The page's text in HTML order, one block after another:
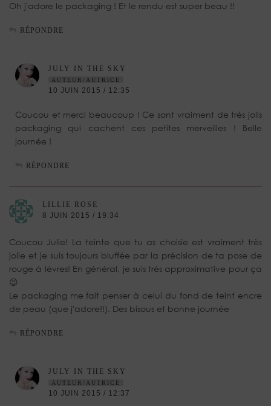
Oh j'adore le packaging ! Et le rendu est super beau !!
RÉPONDRE
JULY IN THE SKY
AUTEUR/AUTRICE
10 JUIN 2015 / 12:35
Coucou et merci beaucoup ! Ce sont vraiment de très jolis
packaging qui cachent ces petites merveilles ! Belle
journée !
RÉPONDRE
LILLIE ROSE
8 JUIN 2015 / 19:34
Coucou Julie! La teinte que tu as choisie est vraiment très
jolie et je suis toujours bluffée par la précision de ta pose de
rouge à lèvres! En général, je suis très approximative pour ça
😉
Le packaging me fait penser à celui du fond de teint encre
de peau (que j'adore!!). Des bisous et bonne journée
RÉPONDRE
JULY IN THE SKY
AUTEUR/AUTRICE
10 JUIN 2015 / 12:37